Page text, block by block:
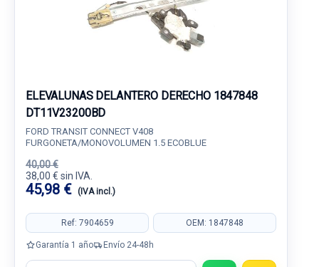
ELEVALUNAS DELANTERO DERECHO 1847848
DT11V23200BD
FORD TRANSIT CONNECT V408
FURGONETA/MONOVOLUMEN 1.5 ECOBLUE
40,00 €
38,00 € sin IVA.
45,98 € (IVA incl.)
Ref: 7904659 OEM: 1847848
Garantía 1 año Envío 24-48h